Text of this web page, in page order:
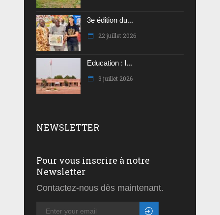
3e édition du...
22 juillet 2026
Education : l...
3 juillet 2026
NEWSLETTER
Pour vous inscrire à notre
Newsletter
Contactez-nous dès maintenant.